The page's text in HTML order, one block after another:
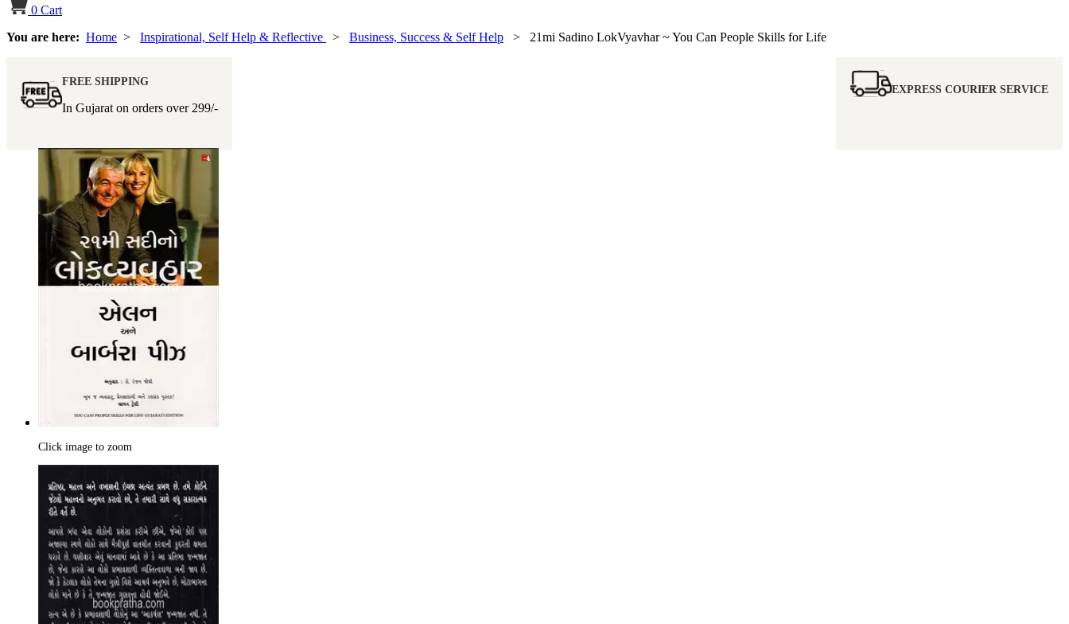
0 Cart
You are here: Home > Inspirational, Self Help & Reflective > Business, Success & Self Help > 21mi Sadino LokVyavhar ~ You Can People Skills for Life
FREE SHIPPING
In Gujarat on orders over 299/-
EXPRESS COURIER SERVICE
Click image to zoom